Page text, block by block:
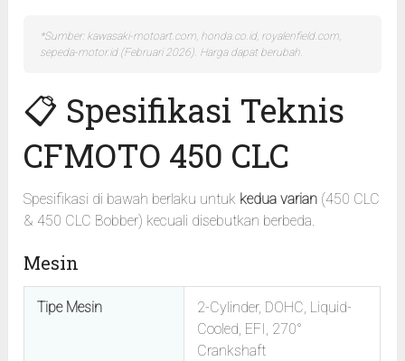
*Sumber: kawasaki-motoart.com, honda.co.id, royalenfield.com,
sepeda-motor.id (Februari 2026). Harga dapat berubah.
📋 Spesifikasi Teknis
CFMOTO 450 CLC
Spesifikasi di bawah berlaku untuk kedua varian (450 CLC
& 450 CLC Bobber) kecuali disebutkan berbeda.
Mesin
Tipe Mesin
2-Cylinder, DOHC, Liquid-
Cooled, EFI, 270°
Crankshaft